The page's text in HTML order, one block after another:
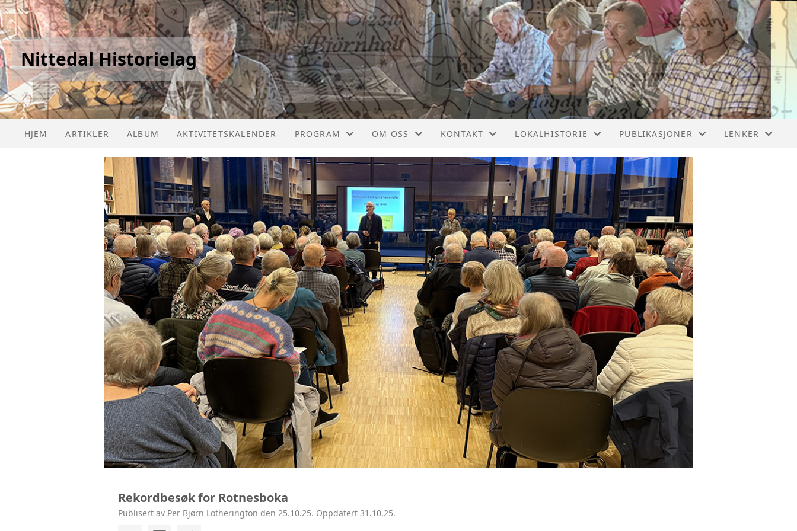
Nittedal Historielag
HJEM ARTIKLER ALBUM AKTIVITETSKALENDER PROGRAM
PROGRAM
OM OSS
INFO
AKTIVITETER
STYRET
VEDTEKTER
HISTORIE
KONTAKT
BLI MEDLEM
KONTAKT
LOKALHISTORIE
ROTNES BRUK
SAGBRUKET I HAKADAL
AAS GAARD
HAKADAL VERK
HAKADAL KIRKE
BYGDESAMLINGEN
ÅNEBYLEIEREN
NITEDALS KRUDTVERK
PUBLIKASJONER
VÅRE BØKER-2
VÅRE KALENDERE
VÅRE BØKER
BYGDEBØKENE
LOKALE PUBLIKASJONER
SKYTILEN
LENKER
Rekordbesøk for Rotnesboka
Publisert av Per Bjørn Lotherington den 25.10.25. Oppdatert 31.10.25.